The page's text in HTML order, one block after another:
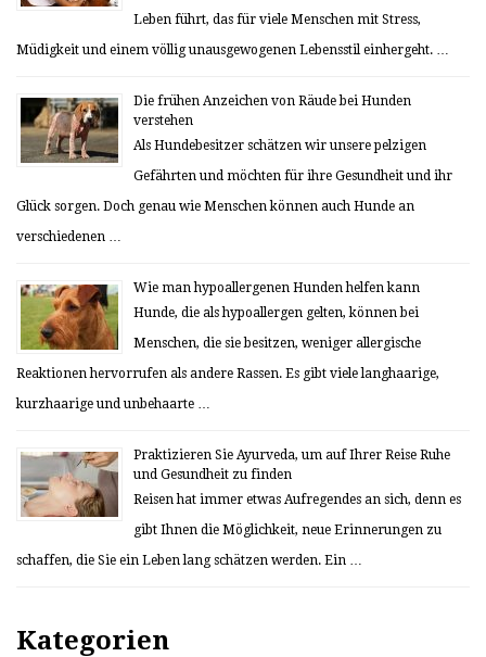
Leben führt, das für viele Menschen mit Stress,
Müdigkeit und einem völlig unausgewogenen Lebensstil einhergeht. …
Die frühen Anzeichen von Räude bei Hunden
verstehen
Als Hundebesitzer schätzen wir unsere pelzigen
Gefährten und möchten für ihre Gesundheit und ihr
Glück sorgen. Doch genau wie Menschen können auch Hunde an
verschiedenen …
Wie man hypoallergenen Hunden helfen kann
Hunde, die als hypoallergen gelten, können bei
Menschen, die sie besitzen, weniger allergische
Reaktionen hervorrufen als andere Rassen. Es gibt viele langhaarige,
kurzhaarige und unbehaarte …
Praktizieren Sie Ayurveda, um auf Ihrer Reise Ruhe
und Gesundheit zu finden
Reisen hat immer etwas Aufregendes an sich, denn es
gibt Ihnen die Möglichkeit, neue Erinnerungen zu
schaffen, die Sie ein Leben lang schätzen werden. Ein …
Kategorien